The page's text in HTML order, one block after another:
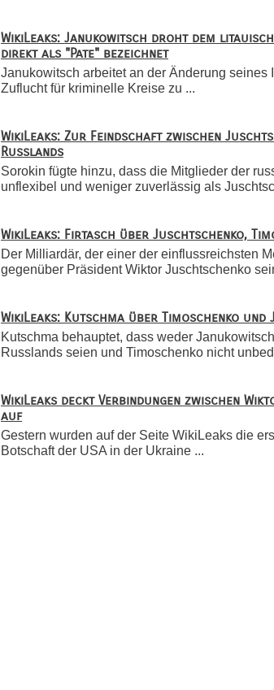
WikiLeaks: Janukowitsch droht dem
direkt als "Pate" bezeichnet
Janukowitsch arbeitet an der Änderung
Zuflucht für kriminelle Kreise zu ...
WikiLeaks: Zur Feindschaft zwischen
Russlands
Sorokin fügte hinzu, dass die Mitglieder der
unflexibel und weniger zuverlässig als
WikiLeaks: Firtasch über Juschtschenko,
Der Milliardär, der einer der einflussreichsten
gegenüber Präsident Wiktor Juschtschenko
WikiLeaks: Kutschma über Timoschenko und
Kutschma behauptet, dass weder
Russlands seien und Timoschenko nicht
WikiLeaks deckt Verbindungen zwischen
auf
Gestern wurden auf der Seite WikiLeaks die
Botschaft der USA in der Ukraine ...